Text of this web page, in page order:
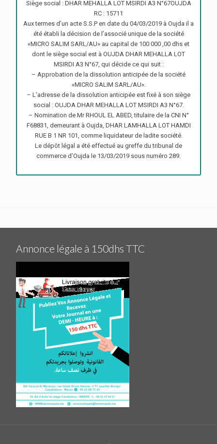
Siège social : DHAR MEHALLA LOT MSIRDI A3 N°67OUJDA
RC : 15711
Aux termes d’un acte S.S.P en date du 04/03/2019 à Oujda il a
été établi la décision de l’associé unique de la société
«MICRO SALIM SARL/AU» au capital de 100 000 ,00 dhs et
dont le siège social est à OUJDA DHAR MEHALLA LOT
MSIRDI A3 N°67, qui décide ce qui suit :
– Approbation de la dissolution anticipée de la société
«MICRO SALIM SARL/AU».
– L’adresse de la dissolution anticipée est fixé à son siège
social : OUJDA DHAR MEHALLA LOT MSIRDI A3 N°67.
– Nomination de Mr RHOUL EL ABED, titulaire de la CNI N°
F68831, demeurant à Oujda, DHAR LAMHALLA LOT HAMDI
RUE B 1 NR 101, comme liquidateur de ladite société.
Le dépôt légal a été effectué au greffe du tribunal de
commerce d’Oujda le 13/03/2019 sous numéro 289.
Annonce légale à 150dhs TTC